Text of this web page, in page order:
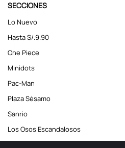
SECCIONES
Lo Nuevo
Hasta S/.9.90
One Piece
Minidots
Pac-Man
Plaza Sésamo
Sanrio
Los Osos Escandalosos